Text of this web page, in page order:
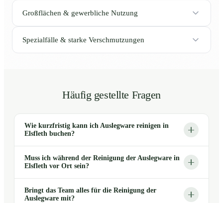
Großflächen & gewerbliche Nutzung
Spezialfälle & starke Verschmutzungen
Häufig gestellte Fragen
Wie kurzfristig kann ich Auslegware reinigen in
Elsfleth buchen?
Muss ich während der Reinigung der Auslegware in
Elsfleth vor Ort sein?
Bringt das Team alles für die Reinigung der
Auslegware mit?